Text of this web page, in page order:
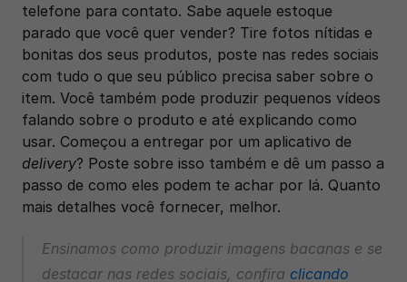
telefone para contato. Sabe aquele estoque
parado que você quer vender? Tire fotos nítidas e
bonitas dos seus produtos, poste nas redes sociais
com tudo o que seu público precisa saber sobre o
item. Você também pode produzir pequenos vídeos
falando sobre o produto e até explicando como
delivery? Poste sobre isso também e dê um passo a
passo de como eles podem te achar por lá. Quanto
mais detalhes você fornecer, melhor.
Ensinamos como produzir imagens bacanas e se
destacar nas redes sociais, confira clicando